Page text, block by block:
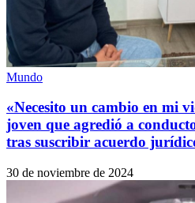
Mundo
«Necesito un cambio en mi
joven que agredió a
tras suscribir acuerdo
30 de noviembre de 2024